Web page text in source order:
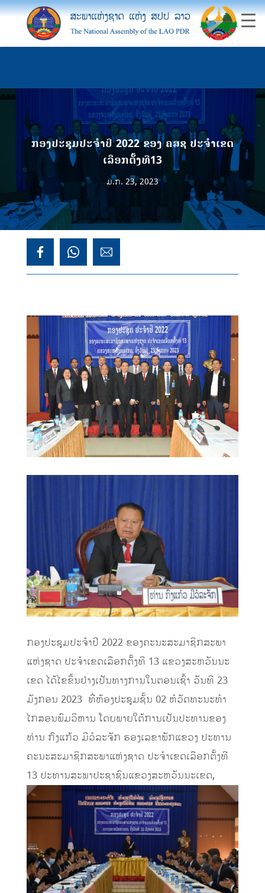
ກອງປະຊຸມປະຈຳປີ 2022 ຂອງ ຄສຊ ປະຈຳເຂດ
ເລືອກຕັ້ງທີ13
ມ.ກ. 23, 2023
ກອງປະຊຸມປະຈຳປີ 2022 ຂອງຄະນະສະມາຊິກສະພາ
ແຫ່ງຊາດ ປະຈຳເຂດເລືອກຕັ້ງທີ 13 ແຂວງສະຫວັນນະ
ເຂດ ໄດ້ໄຂຂຶ້ນຢ່າງເປັນທາງການໃນຕອນເຊົ້າ ວັນທີ 23
ມັງກອນ 2023 ທີ່ຫ້ອງປະຊຸມຊັ້ນ 02 ຫໍວັດທະນະທຳ
ໄກສອນພົມວິຫານ ໂດຍພາຍໃຕ້ການເປັນປະທານຂອງ
ທ່ານ ກົງແກ້ວ ມີວໍລະຈັກ ຮອງເລຂາພັກແຂວງ ປະທານ
ຄະນະສະມາຊິກສະພາແຫ່ງຊາດ ປະຈຳເຂດເລືອກຕັ້ງທີ
13 ປະທານສະພາປະຊາຊົນແຂວງສະຫວັນນະເຂດ,